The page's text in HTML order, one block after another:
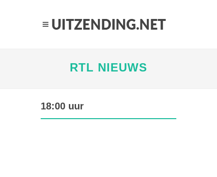
RTL NIEUWS
18:00 uur